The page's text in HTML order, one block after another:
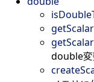
double変